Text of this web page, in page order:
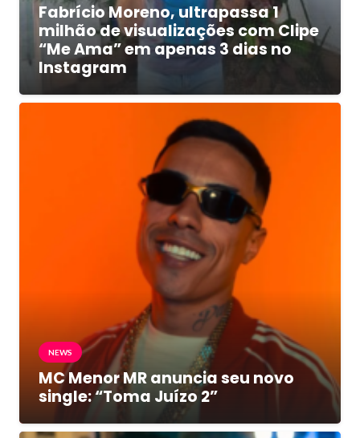
Fabrício Moreno, ultrapassa 1
milhão de visualizações com Clipe
“Me Ama” em apenas 3 dias no
Instagram
NEWS
MC Menor MR anuncia seu novo
single: “Toma Juízo 2”